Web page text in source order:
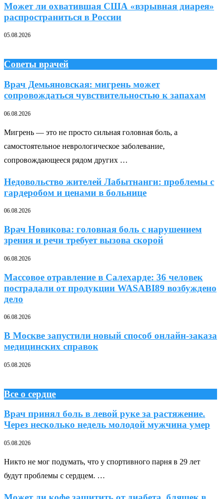
Может ли охватившая США «взрывная диарея»
распространиться в России
05.08.2026
Советы врачей
Врач Демьяновская: мигрень может
сопровождаться чувствительностью к запахам
06.08.2026
Мигрень — это не просто сильная головная боль, а
самостоятельное неврологическое заболевание,
сопровождающееся рядом других …
Недовольство жителей Лабытнанги: проблемы с
гардеробом и ценами в больнице
06.08.2026
Врач Новикова: головная боль с нарушением
зрения и речи требует вызова скорой
06.08.2026
Массовое отравление в Салехарде: 36 человек
пострадали от продукции WASABI89 возбуждено
дело
06.08.2026
В Москве запустили новый способ онлайн-заказа
медицинских справок
05.08.2026
Все о сердце
Врач принял боль в левой руке за растяжение.
Через несколько недель молодой мужчина умер
05.08.2026
Никто не мог подумать, что у спортивного парня в 29 лет
будут проблемы с сердцем. …